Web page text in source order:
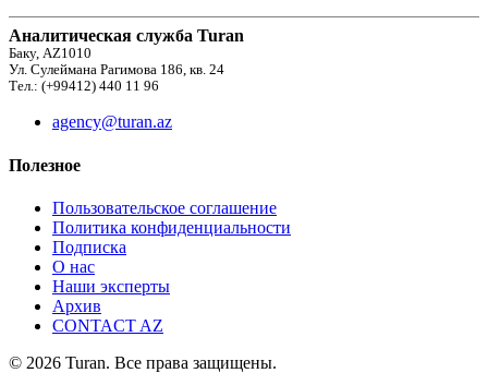
Аналитическая служба Turan
Баку, AZ1010
Ул. Сулеймана Рагимова 186, кв. 24
Тел.: (+99412) 440 11 96
agency@turan.az
Полезное
Пользовательское соглашение
Политика конфиденциальности
Подписка
О нас
Наши эксперты
Архив
CONTACT AZ
© 2026 Turan. Все права защищены.